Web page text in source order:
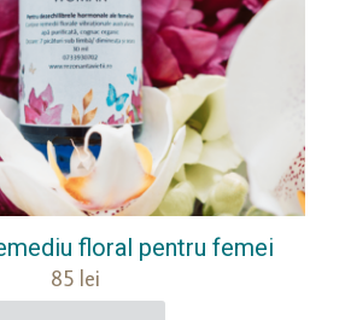
floral pentru femei
85 lei